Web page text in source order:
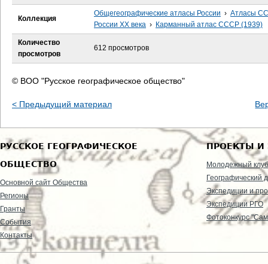
Коллекция
Общегеографические атласы России › Атласы
России XX века › Карманный атлас СССР (1939)
Количество
просмотров
612 просмотров
© ВОО "Русское географическое общество"
< Предыдущий материал
РУССКОЕ ГЕОГРАФИЧЕСКОЕ
ОБЩЕСТВО
Основной сайт Общества
Регионы
Гранты
События
Контакты
ПРОЕКТЫ И
Молодежный клуб
Географический
Экспедиции и
Экспедиции РГО
Фотоконкурс